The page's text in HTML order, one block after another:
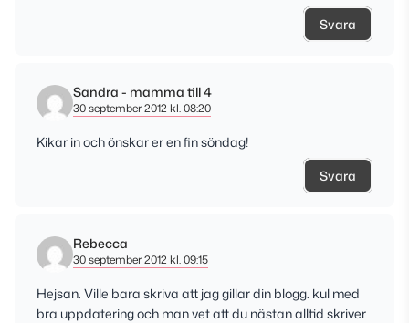
Svara
Sandra - mamma till 4
30 september 2012 kl. 08:20
Kikar in och önskar er en fin söndag!
Svara
Rebecca
30 september 2012 kl. 09:15
Hejsan. Ville bara skriva att jag gillar din blogg. kul med
bra uppdatering och man vet att du nästan alltid skriver